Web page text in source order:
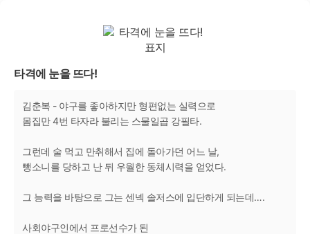
타격에 눈을 뜨다!
김춘복 - 야구를 좋아하지만 형편없는 실력으로
몸집만 4번 타자라 불리는 스물일곱 강필타.
그런데 술 먹고 만취해서 집에 돌아가던 어느 날,
뺑소니를 당하고 난 뒤 우월한 동체시력을 얻었다.
그 능력을 바탕으로 그는 센넥 솔저스에 입단하게 되는데….
사회야구인에서 프로선수가 된